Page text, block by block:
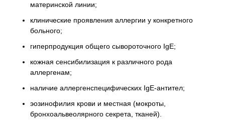
материнской линии;
клинические проявления аллергии у конкретного
больного;
гиперпродукция общего сывороточного IgE;
кожная сенсибилизация к различного рода
аллергенам;
наличие аллергенспецифических IgE-антител;
эозинофилия крови и местная (мокроты,
бронхоальвеолярного секрета, тканей).